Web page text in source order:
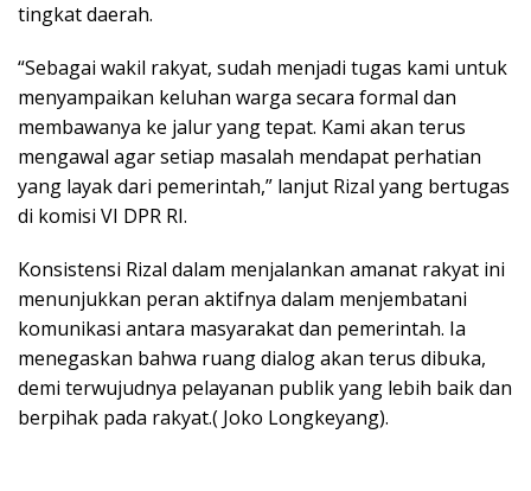
tingkat daerah.
“Sebagai wakil rakyat, sudah menjadi tugas kami untuk
menyampaikan keluhan warga secara formal dan
membawanya ke jalur yang tepat. Kami akan terus
mengawal agar setiap masalah mendapat perhatian
yang layak dari pemerintah,” lanjut Rizal yang bertugas
di komisi VI DPR RI.
Konsistensi Rizal dalam menjalankan amanat rakyat ini
menunjukkan peran aktifnya dalam menjembatani
komunikasi antara masyarakat dan pemerintah. Ia
menegaskan bahwa ruang dialog akan terus dibuka,
demi terwujudnya pelayanan publik yang lebih baik dan
berpihak pada rakyat.( Joko Longkeyang).